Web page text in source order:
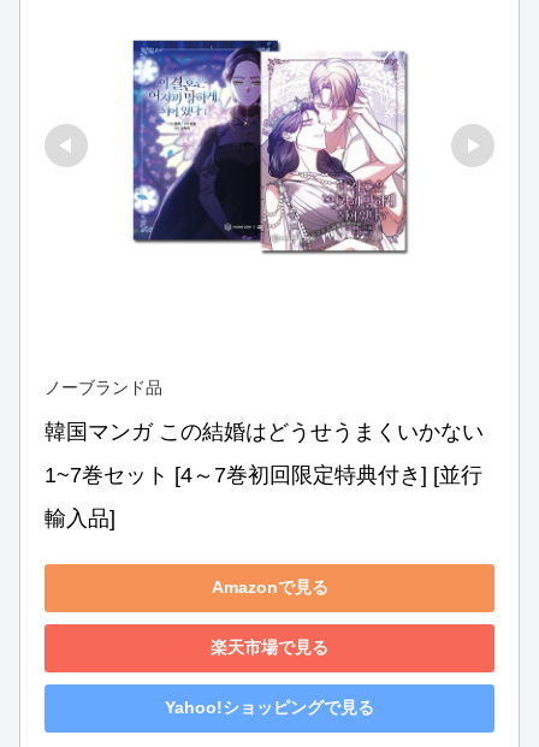
ノーブランド品
韓国マンガ この結婚はどうせうまくいかない
1~7巻セット [4～7巻初回限定特典付き] [並行
輸入品]
Amazonで見る
楽天市場で見る
Yahoo!ショッピングで見る